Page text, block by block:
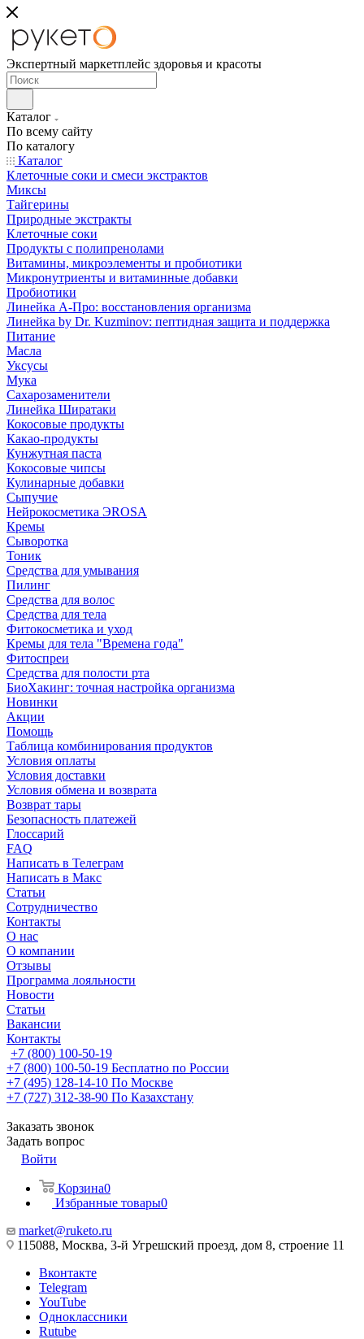
Экспертный маркетплейс здоровья и красоты
Каталог
По всему сайту
По каталогу
Каталог
Клеточные соки и смеси экстрактов
Миксы
Тайгерины
Природные экстракты
Клеточные соки
Продукты с полипренолами
Витамины, микроэлементы и пробиотики
Микронутриенты и витаминные добавки
Пробиотики
Линейка А-Про: восстановления организма
Линейка by Dr. Kuzminov: пептидная защита и поддержка
Питание
Масла
Уксусы
Мука
Сахарозаменители
Линейка Ширатаки
Кокосовые продукты
Какао-продукты
Кунжутная паста
Кокосовые чипсы
Кулинарные добавки
Сыпучие
Нейрокосметика ЭROSA
Кремы
Сыворотка
Тоник
Средства для умывания
Пилинг
Средства для волос
Средства для тела
Фитокосметика и уход
Кремы для тела "Времена года"
Фитоспреи
Средства для полости рта
БиоХакинг: точная настройка организма
Новинки
Акции
Помощь
Таблица комбинирования продуктов
Условия оплаты
Условия доставки
Условия обмена и возврата
Возврат тары
Безопасность платежей
Глоссарий
FAQ
Написать в Телеграм
Написать в Макс
Статьи
Сотрудничество
Контакты
О нас
О компании
Отзывы
Программа лояльности
Новости
Статьи
Вакансии
Контакты
+7 (800) 100-50-19
+7 (800) 100-50-19 Бесплатно по России
+7 (495) 128-14-10 По Москве
+7 (727) 312-38-90 По Казахстану
Заказать звонок
Задать вопрос
Войти
Корзина0
Избранные товары0
market@ruketo.ru
115088, Москва, 3-й Угрешский проезд, дом 8, строение 11
Вконтакте
Telegram
YouTube
Одноклассники
Rutube